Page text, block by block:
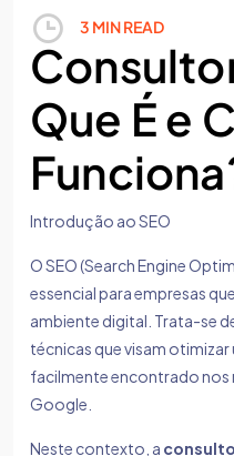
3 MIN READ
Que É e
Introdução ao SEO
O SEO (Search Engine
essencial para empresas
ambiente digital. Trata-se
técnicas que visam otimizar
facilmente encontrado
Google.
Neste contexto, a